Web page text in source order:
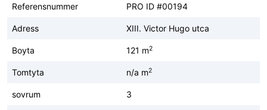
Referensnummer
PRO ID #00194
Adress XIII. Victor Hugo utca
Boyta 121 m2
Tomtyta n/a m2
sovrum 3